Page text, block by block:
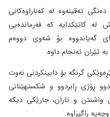
تەقینەوە لە کەناراوەکانی
لە کاتێکدایە کە فەرماندەیی
گەیاندووە بۆ شەوی دووەم
ئێران ئەنجام داوە.
گرنگە بۆ دابینکردنی نەوت
ڕۆژی ڕابردوو و شکستهێنانی
واشنتن و تاران، جارێکی دیکە
ڕاگیراوە.